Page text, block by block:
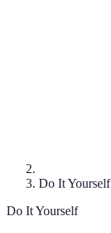
Do It Yourself
Do It Yourself